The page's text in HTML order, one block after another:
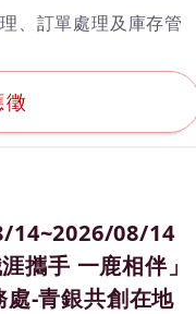
、訂單處理及庫存管
理倉儲異常並提出改
保數據準確。
14~2026/08/14
攜手 一鹿相伴」
-青銀共創在地